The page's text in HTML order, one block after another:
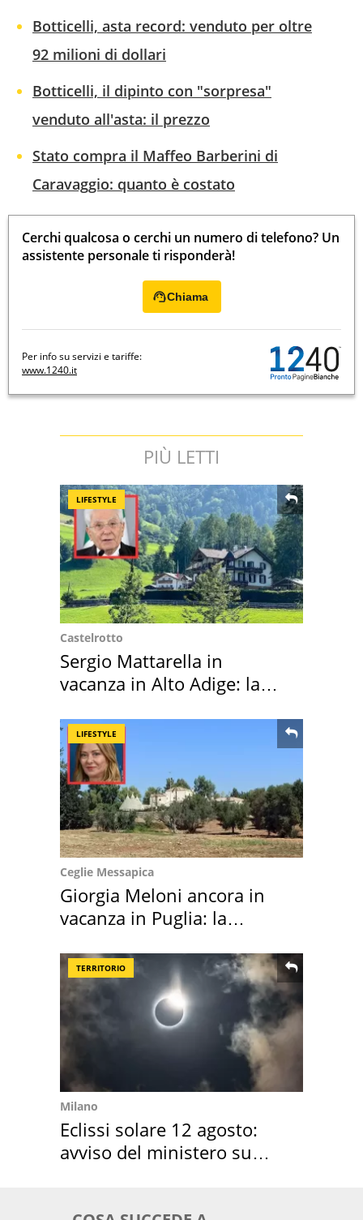
Botticelli, asta record: venduto per oltre
92 milioni di dollari
Botticelli, il dipinto con "sorpresa"
venduto all'asta: il prezzo
Stato compra il Maffeo Barberini di
Caravaggio: quanto è costato
Cerchi qualcosa o cerchi un numero di telefono? Un
assistente personale ti risponderà!
Chiama
Per info su servizi e tariffe:
www.1240.it
PIÙ LETTI
LIFESTYLE
Castelrotto
Sergio Mattarella in
vacanza in Alto Adige: la
LIFESTYLE
Ceglie Messapica
Giorgia Meloni ancora in
vacanza in Puglia: la
TERRITORIO
Milano
Eclissi solare 12 agosto:
avviso del ministero su